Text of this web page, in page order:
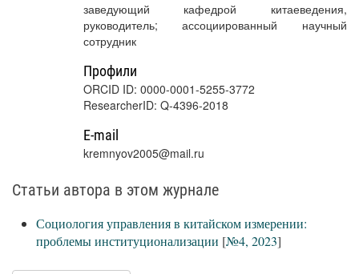
заведующий кафедрой китаеведения,
руководитель; ассоциированный научный
сотрудник
Профили
ORCID ID: 0000-0001-5255-3772
ResearcherID: Q-4396-2018
E-mail
kremnyov2005@mail.ru
Статьи автора в этом журнале
Социология управления в китайском измерении:
проблемы институционализации [№4, 2023]